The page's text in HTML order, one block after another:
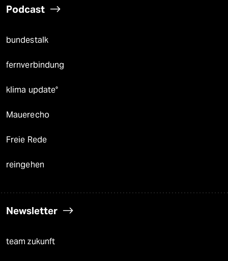
Podcast
bundestalk
fernverbindung
klima update°
Mauerecho
Freie Rede
reingehen
Newsletter
team zukunft